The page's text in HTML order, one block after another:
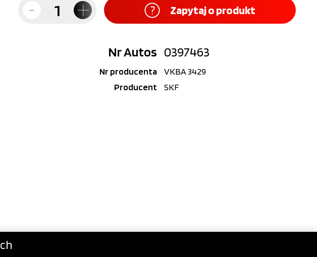
Zapytaj o produkt
Nr Autos 0397463
Nr producenta
VKBA 3429
Producent
SKF